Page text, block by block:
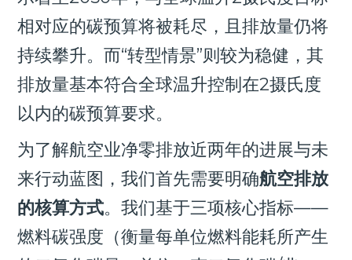
相对应的碳预算将被耗尽，且排放量仍将
持续攀升。而“转型情景”则较为稳健，其
排放量基本符合全球温升控制在2摄氏度
以内的碳预算要求。
为了解航空业净零排放近两年的进展与未
来行动蓝图，我们首先需要明确航空排放
的核算方式。我们基于三项核心指标——
燃料碳强度（衡量每单位燃料能耗所产生